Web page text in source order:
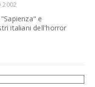
2002
e
italiani dell'horror